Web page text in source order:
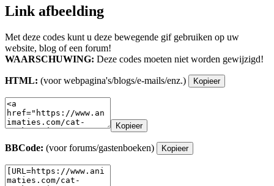
Link afbeelding
Met deze codes kunt u deze bewegende gif gebruiken op uw
website, blog of een forum!
WAARSCHUWING: Deze codes moeten niet worden gewijzigd!
HTML: (voor webpagina's/blogs/e-mails/enz.) Kopieer
Kopieer
BBCode: (voor forums/gastenboeken) Kopieer